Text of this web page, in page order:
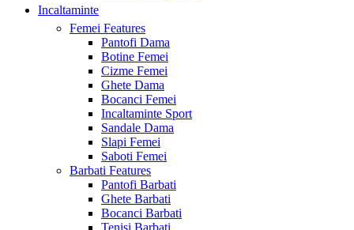
Incaltaminte
Femei Features
Pantofi Dama
Botine Femei
Cizme Femei
Ghete Dama
Bocanci Femei
Incaltaminte Sport
Sandale Dama
Slapi Femei
Saboti Femei
Barbati Features
Pantofi Barbati
Ghete Barbati
Bocanci Barbati
Tenisi Barbati